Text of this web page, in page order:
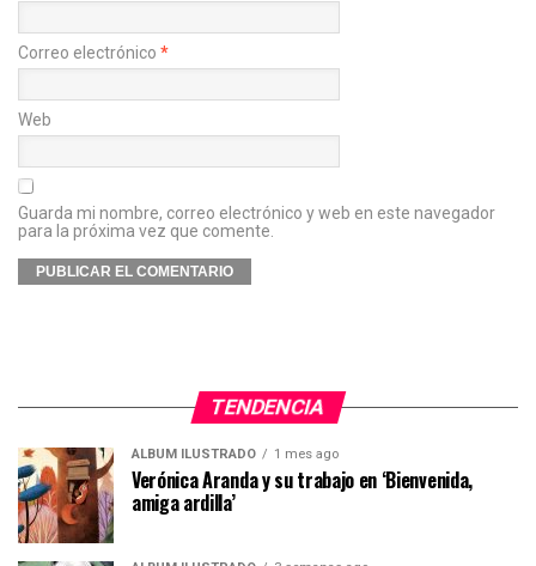
Correo electrónico *
Web
Guarda mi nombre, correo electrónico y web en este navegador
para la próxima vez que comente.
TENDENCIA
ÁLBUM ILUSTRADO 1 mes ago
Verónica Aranda y su trabajo en ‘Bienvenida,
amiga ardilla’